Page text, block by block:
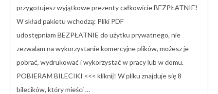
przygotujesz wyjątkowe prezenty całkowicie BEZPŁATNIE!
W skład pakietu wchodzą: Pliki PDF
udostępniam BEZPŁATNIE do użytku prywatnego, nie
zezwalam na wykorzystanie komercyjne plików, możesz je
pobrać, wydrukować i wykorzystać w pracy lub w domu.
POBIERAM BILECIKI <<< kliknij! W pliku znajduje się 8
bilecików, który mieści …